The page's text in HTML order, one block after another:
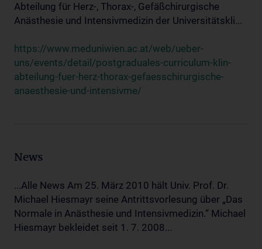
Abteilung für Herz-, Thorax-, Gefäßchirurgische
Anästhesie und Intensivmedizin der Universitätskli...
https://www.meduniwien.ac.at/web/ueber-
uns/events/detail/postgraduales-curriculum-klin-
abteilung-fuer-herz-thorax-gefaesschirurgische-
anaesthesie-und-intensivme/
News
...Alle News Am 25. März 2010 hält Univ. Prof. Dr.
Michael Hiesmayr seine Antrittsvorlesung über „Das
Normale in Anästhesie und Intensivmedizin.“ Michael
Hiesmayr bekleidet seit 1. 7. 2008...